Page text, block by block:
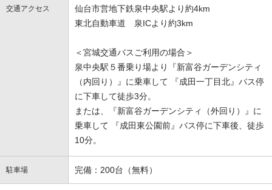
交通アクセス
仙台市営地下鉄泉中央駅より約4km
東北自動車道 泉ICより約3km
＜宮城交通バスご利用の場合＞
泉中央駅５番乗り場より『新富谷ガーデンシティ
（内回り）』に乗車して 『成田一丁目北』バス停
に下車して徒歩3分。
または、『新富谷ガーデンシティ（外回り）』に
乗車して 『成田東公園前』バス停に下車後、徒歩
10分。
駐車場 完備：200台（無料）